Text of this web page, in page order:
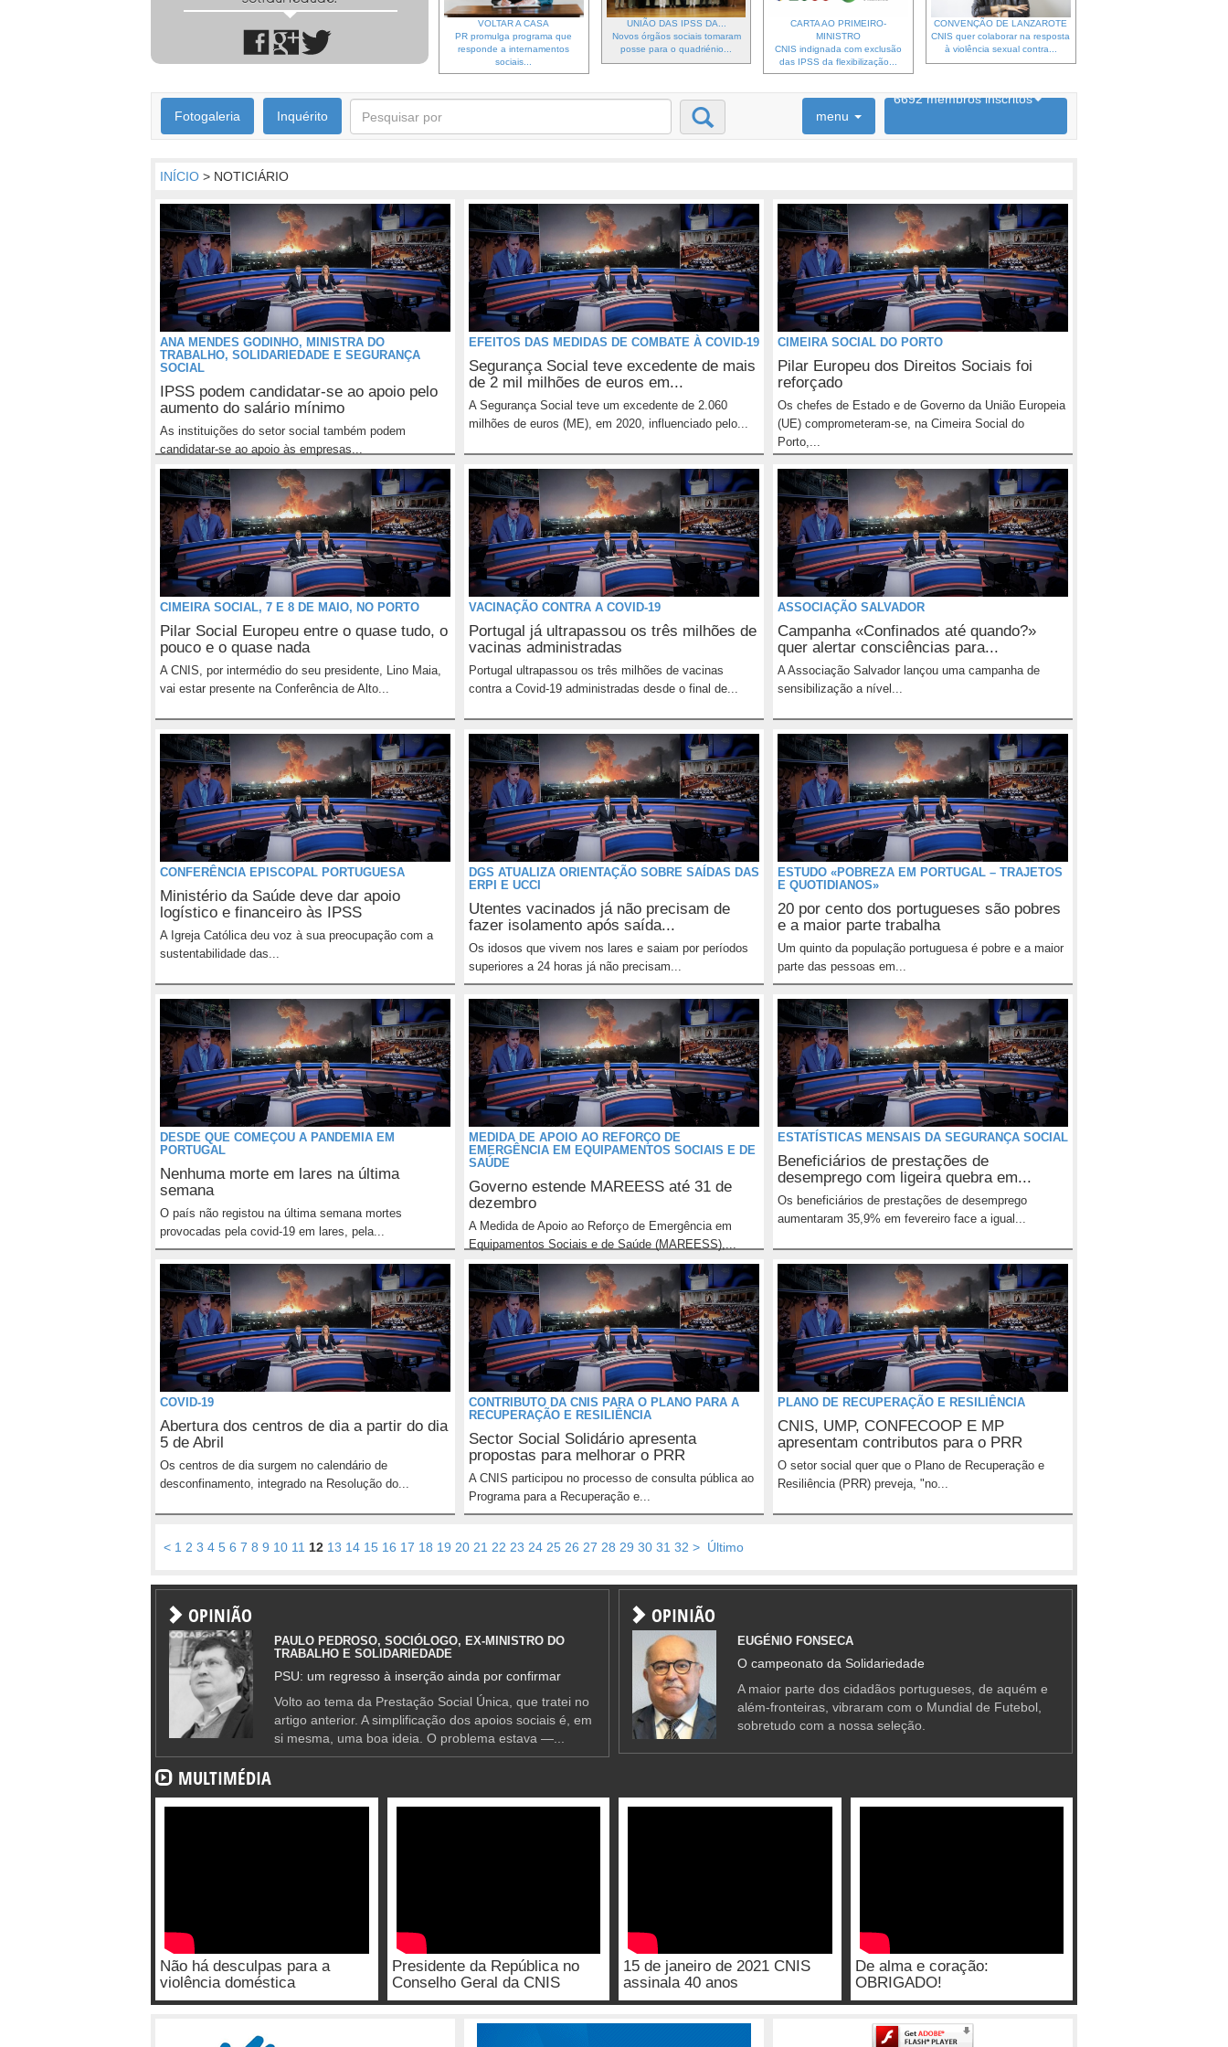
VOLTAR A CASA
PR promulga programa que
responde a internamentos
sociais...
UNIÃO DAS IPSS DA...
Novos órgãos sociais tomaram
posse para o quadriénio...
CARTA AO PRIMEIRO-
MINISTRO
CNIS indignada com exclusão
das IPSS da flexibilização...
CONVENÇÃO DE LANZAROTE
CNIS quer colaborar na resposta
à violência sexual contra...
Fotogaleria Inquérito menu
INÍCIO > NOTICIÁRIO
ANA MENDES GODINHO, MINISTRA DO
TRABALHO, SOLIDARIEDADE E SEGURANÇA
SOCIAL
IPSS podem candidatar-se ao apoio pelo
aumento do salário mínimo
As instituições do setor social também podem
candidatar-se ao apoio às empresas...
EFEITOS DAS MEDIDAS DE COMBATE À COVID-19
Segurança Social teve excedente de mais
de 2 mil milhões de euros em...
A Segurança Social teve um excedente de 2.060
milhões de euros (ME), em 2020, influenciado pelo...
CIMEIRA SOCIAL DO PORTO
Pilar Europeu dos Direitos Sociais foi
reforçado
Os chefes de Estado e de Governo da União Europeia
(UE) comprometeram-se, na Cimeira Social do
Porto,...
CIMEIRA SOCIAL, 7 E 8 DE MAIO, NO PORTO
Pilar Social Europeu entre o quase tudo, o
pouco e o quase nada
A CNIS, por intermédio do seu presidente, Lino Maia,
vai estar presente na Conferência de Alto...
VACINAÇÃO CONTRA A COVID-19
Portugal já ultrapassou os três milhões de
vacinas administradas
Portugal ultrapassou os três milhões de vacinas
contra a Covid-19 administradas desde o final de...
ASSOCIAÇÃO SALVADOR
Campanha «Confinados até quando?»
quer alertar consciências para...
A Associação Salvador lançou uma campanha de
sensibilização a nível...
CONFERÊNCIA EPISCOPAL PORTUGUESA
Ministério da Saúde deve dar apoio
logístico e financeiro às IPSS
A Igreja Católica deu voz à sua preocupação com a
sustentabilidade das...
DGS ATUALIZA ORIENTAÇÃO SOBRE SAÍDAS DAS
ERPI E UCCI
Utentes vacinados já não precisam de
fazer isolamento após saída...
Os idosos que vivem nos lares e saiam por períodos
superiores a 24 horas já não precisam...
ESTUDO «POBREZA EM PORTUGAL – TRAJETOS
E QUOTIDIANOS»
20 por cento dos portugueses são pobres
e a maior parte trabalha
Um quinto da população portuguesa é pobre e a maior
parte das pessoas em...
DESDE QUE COMEÇOU A PANDEMIA EM
PORTUGAL
Nenhuma morte em lares na última
semana
O país não registou na última semana mortes
provocadas pela covid-19 em lares, pela...
MEDIDA DE APOIO AO REFORÇO DE
EMERGÊNCIA EM EQUIPAMENTOS SOCIAIS E DE
SAÚDE
Governo estende MAREESS até 31 de
dezembro
A Medida de Apoio ao Reforço de Emergência em
Equipamentos Sociais e de Saúde (MAREESS),...
ESTATÍSTICAS MENSAIS DA SEGURANÇA SOCIAL
Beneficiários de prestações de
desemprego com ligeira quebra em...
Os beneficiários de prestações de desemprego
aumentaram 35,9% em fevereiro face a igual...
COVID-19
Abertura dos centros de dia a partir do dia
5 de Abril
Os centros de dia surgem no calendário de
desconfinamento, integrado na Resolução do...
CONTRIBUTO DA CNIS PARA O PLANO PARA A
RECUPERAÇÃO E RESILIÊNCIA
Sector Social Solidário apresenta
propostas para melhorar o PRR
A CNIS participou no processo de consulta pública ao
Programa para a Recuperação e...
PLANO DE RECUPERAÇÃO E RESILIÊNCIA
CNIS, UMP, CONFECOOP E MP
apresentam contributos para o PRR
O setor social quer que o Plano de Recuperação e
Resiliência (PRR) preveja, "no...
< 1 2 3 4 5 6 7 8 9 10 11 12 13 14 15 16 17 18 19 20 21 22 23 24 25 26 27 28 29 30 31 32 > Último
OPINIÃO
PAULO PEDROSO, SOCIÓLOGO, EX-MINISTRO DO
TRABALHO E SOLIDARIEDADE
PSU: um regresso à inserção ainda por confirmar
Volto ao tema da Prestação Social Única, que tratei no
artigo anterior. A simplificação dos apoios sociais é, em
si mesma, uma boa ideia. O problema estava —...
OPINIÃO
EUGÉNIO FONSECA
O campeonato da Solidariedade
A maior parte dos cidadãos portugueses, de aquém e
além-fronteiras, vibraram com o Mundial de Futebol,
sobretudo com a nossa seleção.
MULTIMÉDIA
Não há desculpas para a
violência doméstica
Presidente da República no
Conselho Geral da CNIS
15 de janeiro de 2021 CNIS
assinala 40 anos
De alma e coração:
OBRIGADO!